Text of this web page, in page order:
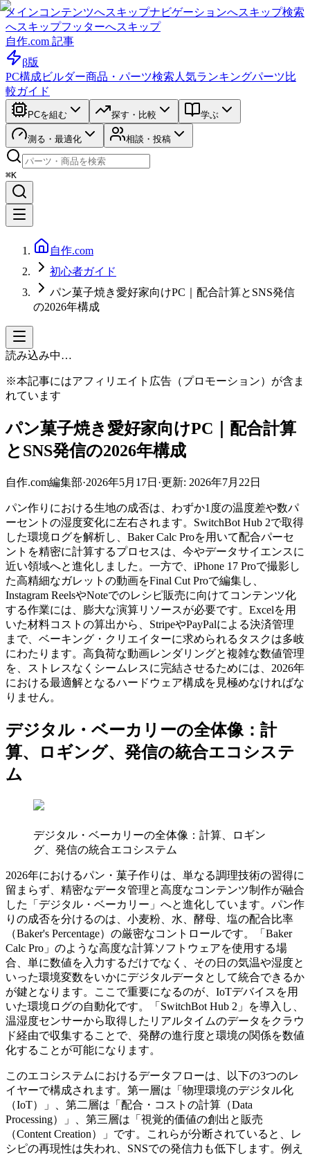
メインコンテンツへスキップナビゲーションへスキップ検索
へスキップフッターへスキップ
自作.com 記事
β版
PC構成ビルダー商品・パーツ検索 人気ランキングパーツ比
較ガイド
PCを組む 探す・比較 学ぶ
測る・最適化 相談・投稿
⌘K
自作.com
初心者ガイド
パン菓子焼き愛好家向けPC｜配合計算とSNS発信
の2026年構成
読み込み中…
※本記事にはアフィリエイト広告（プロモーション）が含ま
れています
パン菓子焼き愛好家向けPC｜配合計算
とSNS発信の2026年構成
自作.com編集部·2026年5月17日 ·更新: 2026年7月22日
パン作りにおける生地の成否は、わずか1度の温度差や数パ
ーセントの湿度変化に左右されます。SwitchBot Hub 2で取得
した環境ログを解析し、Baker Calc Proを用いて配合パーセ
ントを精密に計算するプロセスは、今やデータサイエンスに
近い領域へと進化しました。一方で、iPhone 17 Proで撮影し
た高精細なガレットの動画をFinal Cut Proで編集し、
Instagram ReelsやNoteでのレシピ販売に向けてコンテンツ化
する作業には、膨大な演算リソースが必要です。Excelを用
いた材料コストの算出から、StripeやPayPalによる決済管理
まで、ベーキング・クリエイターに求められるタスクは多岐
にわたります。高負荷な動画レンダリングと複雑な数値管理
を、ストレスなくシームレスに完結させるためには、2026年
における最適解となるハードウェア構成を見極めなければな
りません。
デジタル・ベーカリーの全体像：計
算、ロギング、発信の統合エコシステ
ム
デジタル・ベーカリーの全体像：計算、ロギン
グ、発信の統合エコシステム
2026年におけるパン・菓子作りは、単なる調理技術の習得に
留まらず、精密なデータ管理と高度なコンテンツ制作が融合
した「デジタル・ベーカリー」へと進化しています。パン作
りの成否を分けるのは、小麦粉、水、酵母、塩の配合比率
（Baker's Percentage）の厳密なコントロールです。「Baker
Calc Pro」のような高度な計算ソフトウェアを使用する場
合、単に数値を入力するだけでなく、その日の気温や湿度と
いった環境変数をいかにデジタルデータとして統合できるか
が鍵となります。ここで重要になるのが、IoTデバイスを用
いた環境ログの自動化です。「SwitchBot Hub 2」を導入し、
温湿度センサーから取得したリアルタイムのデータをクラウ
ド経由で収集することで、発酵の進行度と環境の関係を数値
化することが可能になります。
このエコシステムにおけるデータフローは、以下の3つのレ
イヤーで構成されます。第一層は「物理環境のデジタル化
（IoT）」、第二層は「配合・コストの計算（Data
Processing）」、第三層は「視覚的価値の創出と販売
（Content Creation）」です。これらが分断されていると、レ
シピの再現性は失われ、SNSでの発信力も低下します。例え